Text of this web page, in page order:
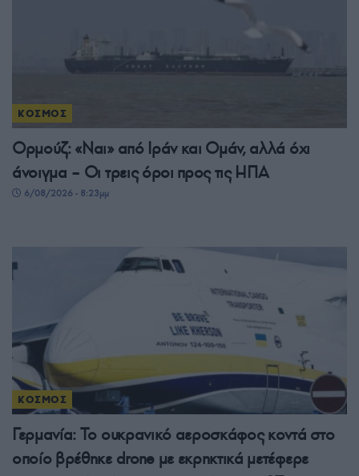
ΚΟΣΜΟΣ
Ορμούζ: «Ναι» από Ιράν και Ομάν, αλλά όχι
άνοιγμα – Οι τρεις όροι προς τις ΗΠΑ
6/08/2026 - 8:23μμ
ΚΟΣΜΟΣ
Γερμανία: Το ουκρανικό αεροσκάφος κοντά στο
οποίο βρέθηκε drone με εκρηκτικά μετέφερε